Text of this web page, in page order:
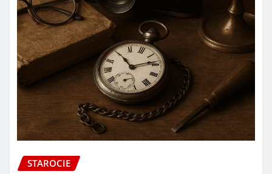
STAROCIE